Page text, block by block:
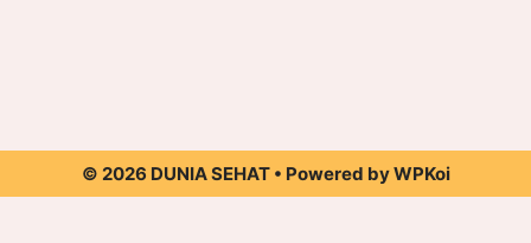
© 2026 DUNIA SEHAT• Powered byWPKoi